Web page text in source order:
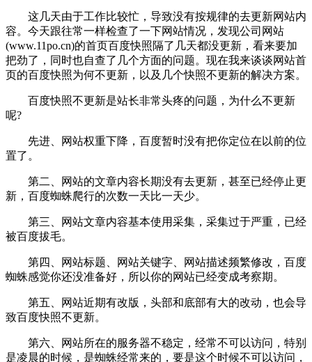
这几天由于工作比较忙，导致没有按规律的去更新网站内
容。今天跟往常一样检查了一下网站情况，发现公司网站
(www.11po.cn)的首页百度快照隔了几天都没更新，看来要加
把劲了，同时也自查了几个方面的问题。现在我来谈谈网站首
页的百度快照为何不更新，以及几个快照不更新的解决方案。
百度快照不更新是站长非常头疼的问题，为什么不更新
呢?
先进、网站权重下降，百度暂时没有把你定位在以前的位
置了。
第二、网站的文章内容长期没有去更新，甚至已经停止更
新，百度蜘蛛爬行的次数一天比一天少。
第三、网站文章内容基本使用采集，采集过于严重，已经
被百度拔毛。
第四、网站标题、网站关键字、网站描述频繁修改，百度
蜘蛛感觉你还没准备好，所以你的网站已经变成考察期。
第五、网站近期有改版，头部和底部有大的改动，也会导
致百度快照不更新。
第六、网站所在的服务器不稳定，经常不可以访问，特别
是凌晨的时候，是蜘蛛经常来的，要是这个时候不可以访问，